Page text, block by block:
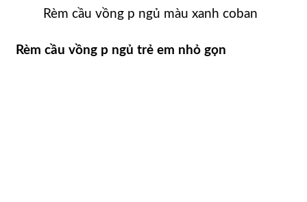
Rèm cầu vồng p ngủ màu xanh coban
Rèm cầu vồng p ngủ trẻ em nhỏ gọn